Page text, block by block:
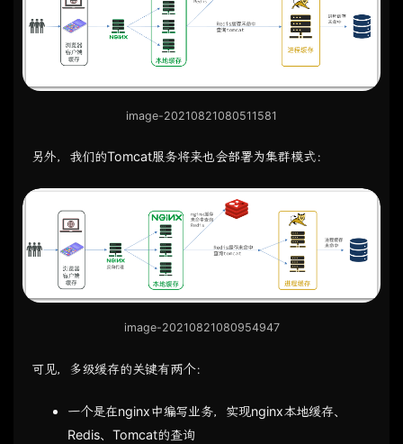
image-20210821080511581
另外，我们的Tomcat服务将来也会部署为集群模式：
image-20210821080954947
可见，多级缓存的关键有两个：
一个是在nginx中编写业务，实现nginx本地缓存、
Redis、Tomcat的查询